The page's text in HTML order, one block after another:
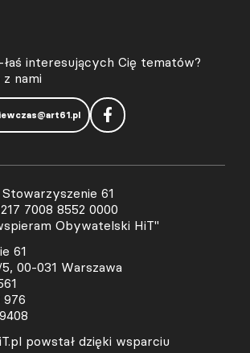
łaś interesujących Cię tematów?
nami
61
7008 8552 0000
Obywatelski HiT"
61
00-031 Warszawa
976
powstał dzięki wsparciu